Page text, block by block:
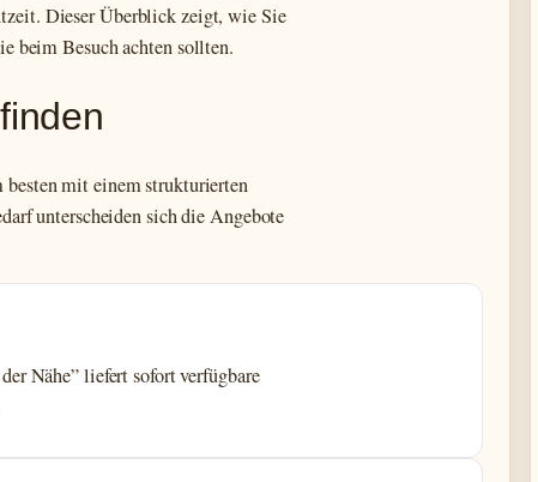
Dieser Überblick zeigt, wie Sie
beim Besuch achten sollten.
besten mit einem strukturierten
unterscheiden sich die Angebote
Nähe” liefert sofort verfügbare